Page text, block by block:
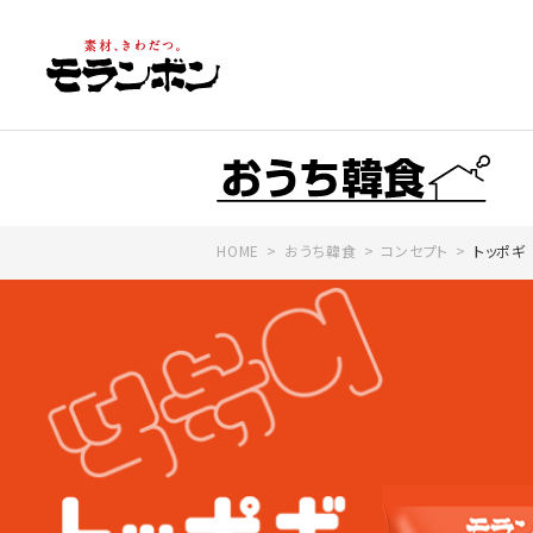
HOME おうち韓食 コンセプト トッポギ